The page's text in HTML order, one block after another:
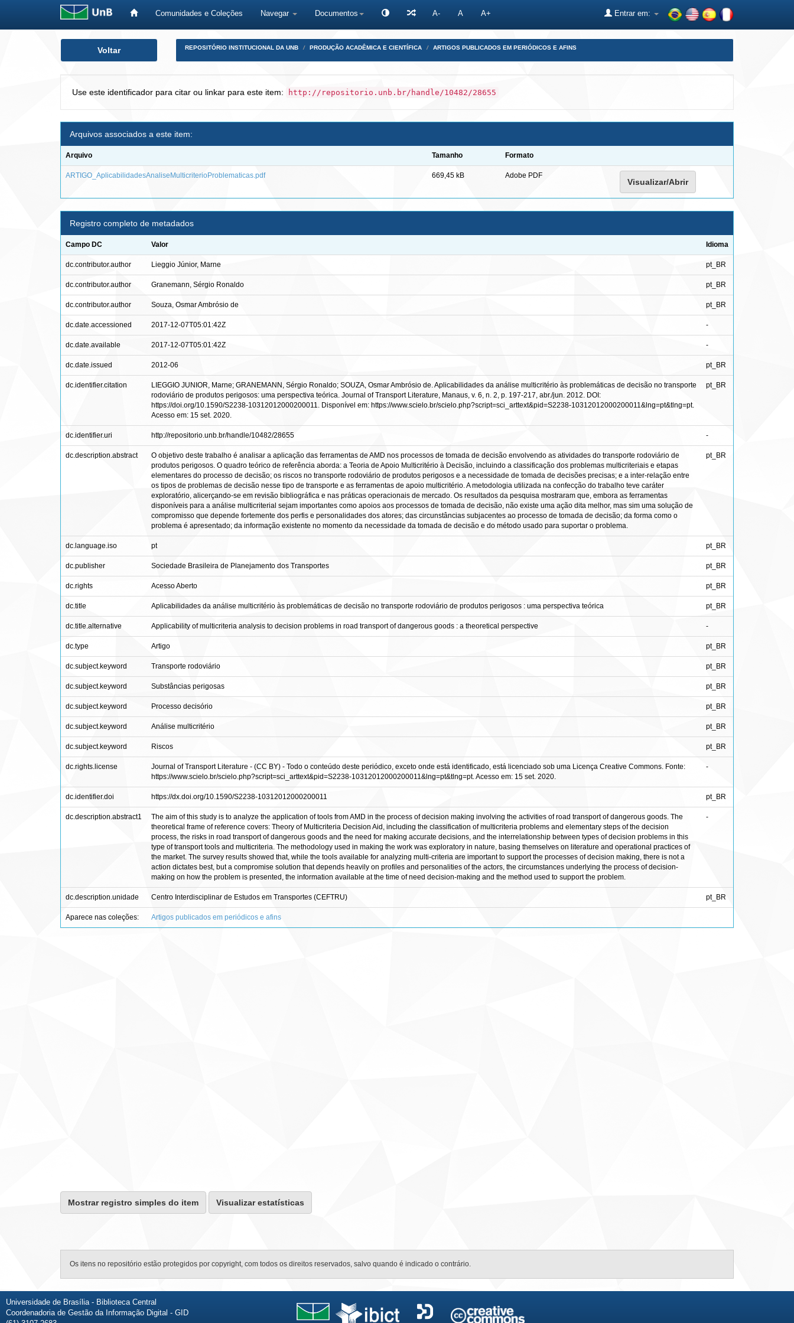
Comunidades e Coleções Navegar Documentos A- A A+ Entrar em:
Voltar REPOSITÓRIO INSTITUCIONAL DA UNB PRODUÇÃO ACADÊMICA E CIENTÍFICA ARTIGOS PUBLICADOS EM PERIÓDICOS E AFINS
Use este identificador para citar ou linkar para este item: http://repositorio.unb.br/handle/10482/28655
Arquivos associados a este item:
Arquivo Tamanho Formato
ARTIGO_AplicabilidadesAnaliseMulticriterioProblematicas.pdf 669,45 kB Adobe PDF
Visualizar/Abrir
Registro completo de metadados
Campo DC Valor Idioma
dc.contributor.author Lieggio Júnior, Marne pt_BR
dc.contributor.author Granemann, Sérgio Ronaldo pt_BR
dc.contributor.author Souza, Osmar Ambrósio de pt_BR
dc.date.accessioned 2017-12-07T05:01:42Z -
dc.date.available 2017-12-07T05:01:42Z -
dc.date.issued 2012-06 pt_BR
dc.identifier.citation
LIEGGIO JUNIOR, Marne; GRANEMANN, Sérgio Ronaldo; SOUZA, Osmar Ambrósio de. Aplicabilidades da análise multicritério às problemáticas de decisão no transporte
rodoviário de produtos perigosos: uma perspectiva teórica. Journal of Transport Literature, Manaus, v. 6, n. 2, p. 197-217, abr./jun. 2012. DOI:
https://doi.org/10.1590/S2238-10312012000200011. Disponível em: https://www.scielo.br/scielo.php?script=sci_arttext&pid=S2238-10312012000200011&lng=pt&tlng=pt.
Acesso em: 15 set. 2020.
pt_BR
dc.identifier.uri http://repositorio.unb.br/handle/10482/28655 -
dc.description.abstract
O objetivo deste trabalho é analisar a aplicação das ferramentas de AMD nos processos de tomada de decisão envolvendo as atividades do transporte rodoviário de
produtos perigosos. O quadro teórico de referência aborda: a Teoria de Apoio Multicritério à Decisão, incluindo a classificação dos problemas multicriteriais e etapas
elementares do processo de decisão; os riscos no transporte rodoviário de produtos perigosos e a necessidade de tomada de decisões precisas; e a inter-relação entre
os tipos de problemas de decisão nesse tipo de transporte e as ferramentas de apoio multicritério. A metodologia utilizada na confecção do trabalho teve caráter
exploratório, alicerçando-se em revisão bibliográfica e nas práticas operacionais de mercado. Os resultados da pesquisa mostraram que, embora as ferramentas
disponíveis para a análise multicriterial sejam importantes como apoios aos processos de tomada de decisão, não existe uma ação dita melhor, mas sim uma solução de
compromisso que depende fortemente dos perfis e personalidades dos atores; das circunstâncias subjacentes ao processo de tomada de decisão; da forma como o
problema é apresentado; da informação existente no momento da necessidade da tomada de decisão e do método usado para suportar o problema.
pt_BR
dc.language.iso pt pt_BR
dc.publisher Sociedade Brasileira de Planejamento dos Transportes pt_BR
dc.rights Acesso Aberto pt_BR
dc.title Aplicabilidades da análise multicritério às problemáticas de decisão no transporte rodoviário de produtos perigosos : uma perspectiva teórica pt_BR
dc.title.alternative Applicability of multicriteria analysis to decision problems in road transport of dangerous goods : a theoretical perspective -
dc.type Artigo pt_BR
dc.subject.keyword Transporte rodoviário pt_BR
dc.subject.keyword Substâncias perigosas pt_BR
dc.subject.keyword Processo decisório pt_BR
dc.subject.keyword Análise multicritério pt_BR
dc.subject.keyword Riscos pt_BR
dc.rights.license
Journal of Transport Literature - (CC BY) - Todo o conteúdo deste periódico, exceto onde está identificado, está licenciado sob uma Licença Creative Commons. Fonte:
https://www.scielo.br/scielo.php?script=sci_arttext&pid=S2238-10312012000200011&lng=pt&tlng=pt. Acesso em: 15 set. 2020.
-
dc.identifier.doi https://dx.doi.org/10.1590/S2238-10312012000200011 pt_BR
dc.description.abstract1
The aim of this study is to analyze the application of tools from AMD in the process of decision making involving the activities of road transport of dangerous goods. The
theoretical frame of reference covers: Theory of Multicriteria Decision Aid, including the classification of multicriteria problems and elementary steps of the decision
process, the risks in road transport of dangerous goods and the need for making accurate decisions, and the interrelationship between types of decision problems in this
type of transport tools and multicriteria. The methodology used in making the work was exploratory in nature, basing themselves on literature and operational practices of
the market. The survey results showed that, while the tools available for analyzing multi-criteria are important to support the processes of decision making, there is not a
action dictates best, but a compromise solution that depends heavily on profiles and personalities of the actors, the circumstances underlying the process of decision-
making on how the problem is presented, the information available at the time of need decision-making and the method used to support the problem.
-
dc.description.unidade Centro Interdisciplinar de Estudos em Transportes (CEFTRU) pt_BR
Aparece nas coleções: Artigos publicados em periódicos e afins
Mostrar registro simples do item Visualizar estatísticas
Os itens no repositório estão protegidos por copyright, com todos os direitos reservados, salvo quando é indicado o contrário.
Universidade de Brasília - Biblioteca Central
Coordenadoria de Gestão da Informação Digital - GID